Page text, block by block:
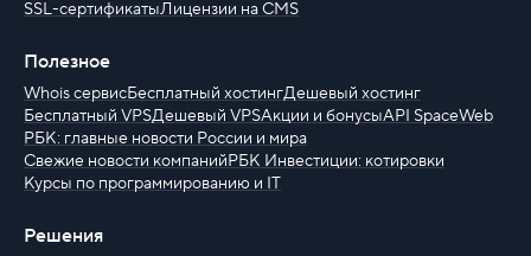
SSL-сертификатыЛицензии на CMS
Полезное
Whois сервисБесплатный хостингДешевый хостинг
Бесплатный VPSДешевый VPSАкции и бонусыAPI SpaceWeb
РБК: главные новости России и мира
Свежие новости компанийРБК Инвестиции: котировки
Курсы по программированию и IT
Решения